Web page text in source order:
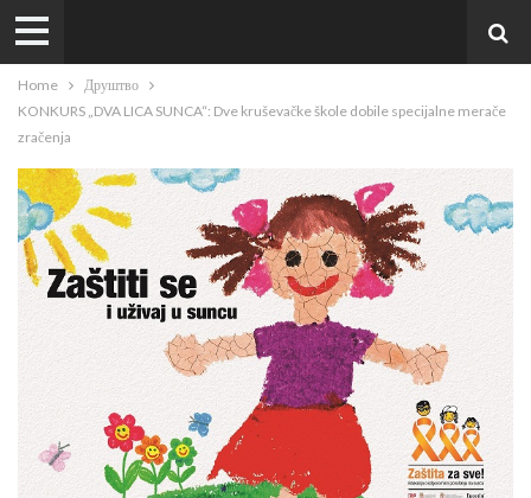
Home
Друштво
KONKURS „DVA LICA SUNCA“: Dve kruševačke škole dobile specijalne merače
zračenja